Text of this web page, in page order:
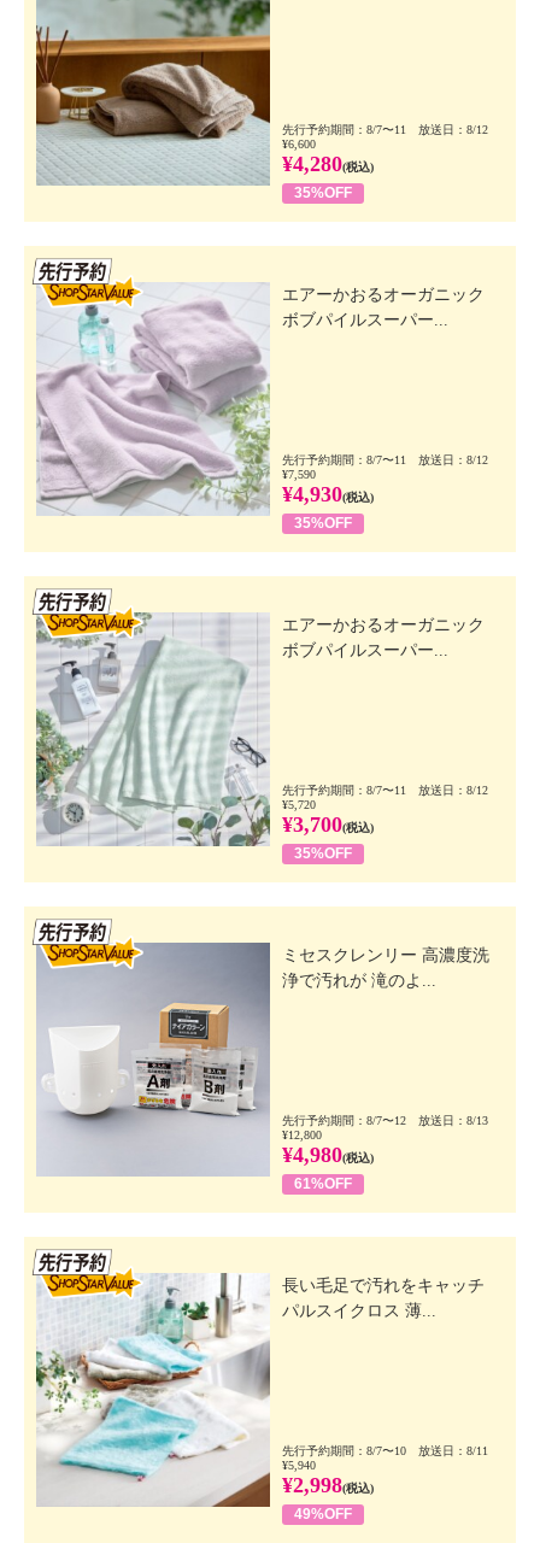
先行予約期間：8/7〜11 放送日：8/12
¥6,600
¥4,280(税込)
35%OFF
エアーかおるオーガニック
ボブパイルスーパー...
先行予約期間：8/7〜11 放送日：8/12
¥7,590
¥4,930(税込)
35%OFF
エアーかおるオーガニック
ボブパイルスーパー...
先行予約期間：8/7〜11 放送日：8/12
¥5,720
¥3,700(税込)
35%OFF
ミセスクレンリー 高濃度洗
浄で汚れが 滝のよ...
先行予約期間：8/7〜12 放送日：8/13
¥12,800
¥4,980(税込)
61%OFF
長い毛足で汚れをキャッチ
パルスイクロス 薄...
先行予約期間：8/7〜10 放送日：8/11
¥5,940
¥2,998(税込)
49%OFF